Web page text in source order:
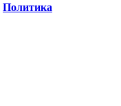
Политика